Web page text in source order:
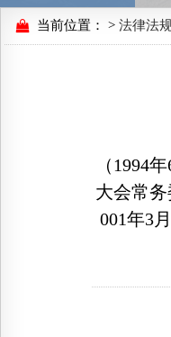
当前位置： > 法律法
（1994
大会常
001年3